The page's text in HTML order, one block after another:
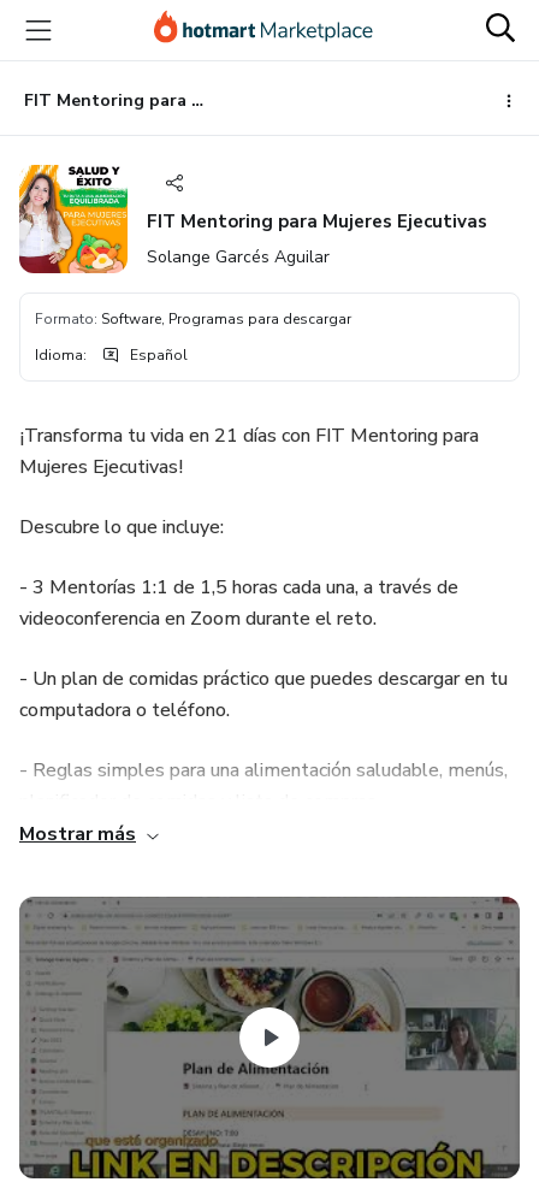
principal
página
de
página
FIT Mentoring para Mujeres Ejecutivas
FIT Mentoring para Mujeres Ejecutivas
Solange Garcés Aguilar
Formato: Software, Programas para descargar
Idioma: Español
¡Transforma tu vida en 21 días con FIT Mentoring para
Mujeres Ejecutivas!
Descubre lo que incluye:
- 3 Mentorías 1:1 de 1,5 horas cada una, a través de
videoconferencia en Zoom durante el reto.
- Un plan de comidas práctico que puedes descargar en tu
computadora o teléfono.
- Reglas simples para una alimentación saludable, menús,
- Acceso sencillo mediante la app Notion.
Beneficios:
- Menos Estrés: Olvídate de la preocupación por planificar
las comidas, todo está listo para ti.
- Comer Saludable y Económico: Ahorra dinero al seguir un
menú semanal equilibrado.
Mostrar más